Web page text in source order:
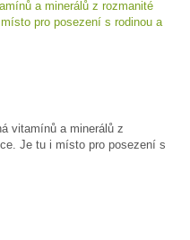
vitamínů a minerálů z
Je tu i místo pro posezení s